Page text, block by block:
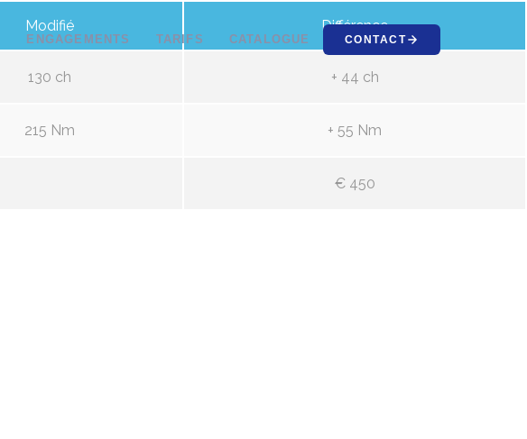
ENGAGEMENTS TARIFS CATALOGUE CONTACT
Modifié Différence
130 ch + 44 ch
215 Nm + 55 Nm
€ 450